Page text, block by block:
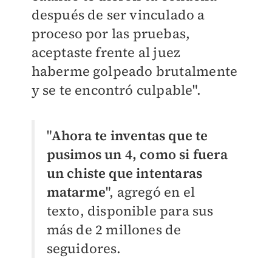
después de ser vinculado a
proceso por las pruebas,
aceptaste frente al juez
haberme golpeado brutalmente
y se te encontró culpable".
"Ahora te inventas que te
pusimos un 4, como si fuera
un chiste que intentaras
matarme", agregó en el
texto, disponible para sus
más de 2 millones de
seguidores.